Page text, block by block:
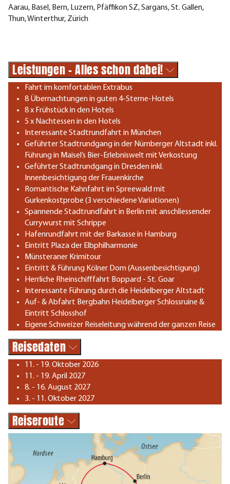
Aarau, Basel, Bern, Luzern, Pfäffikon SZ, Sargans, St. Gallen,
Thun, Winterthur, Zürich
Leistungen - Alles schon dabei!
Fahrt im komfortablen Extrabus
8 Übernachtungen in guten 4-Sterne-Hotels
8 x Frühstück in den Hotels
5 x Nachtessen in den Hotels
Interessante Stadtrundfahrt in München
Geführter Stadtrundgang in der Nürnberger Altstadt inkl.
Führung in Maisel’s Bier-Erlebniswelt mit Verkostung
Geführter Stadtrundgang in Dresden inkl.
Innenbesichtigung der Frauenkirche
Romantische Kahnfahrt im Spreewald mit
Gurkenkostprobe (3 verschiedene Variationen)
Spannende Stadtrundfahrt in Berlin mit anschliessender
Currywurst mit Schrippe
Hafenrundfahrt mit der Barkasse in Hamburg
Eintritt Plaza der Elbphilharmonie
Münsteraner Krimitour
Eintritt & Führung Kölner Dom (Aussenbesichtigung)
Herrliche Rheinschifffahrt Boppard - St. Goar
Interessante Führung durch die Heidelberger Altstadt
Auf- & Abfahrt Bergbahn Heidelberger Schlossruine &
Eintritt Schlosshof
Eigene Schweizer Reiseleitung während der ganzen Reise
Reisedaten
11. - 19. Oktober 2026
11. - 19. April 2027
8. - 16. August 2027
3. - 11. Oktober 2027
Reiseroute